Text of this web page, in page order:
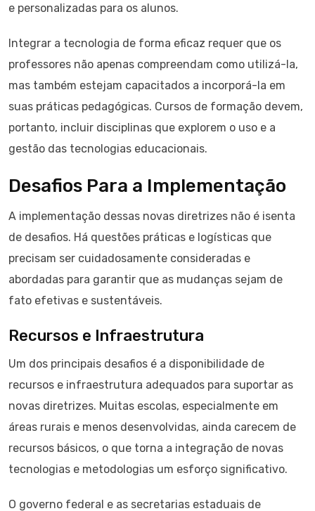
e personalizadas para os alunos.
Integrar a tecnologia de forma eficaz requer que os
professores não apenas compreendam como utilizá-la,
mas também estejam capacitados a incorporá-la em
suas práticas pedagógicas. Cursos de formação devem,
portanto, incluir disciplinas que explorem o uso e a
gestão das tecnologias educacionais.
Desafios Para a Implementação
A implementação dessas novas diretrizes não é isenta
de desafios. Há questões práticas e logísticas que
precisam ser cuidadosamente consideradas e
abordadas para garantir que as mudanças sejam de
fato efetivas e sustentáveis.
Recursos e Infraestrutura
Um dos principais desafios é a disponibilidade de
recursos e infraestrutura adequados para suportar as
novas diretrizes. Muitas escolas, especialmente em
áreas rurais e menos desenvolvidas, ainda carecem de
recursos básicos, o que torna a integração de novas
tecnologias e metodologias um esforço significativo.
O governo federal e as secretarias estaduais de